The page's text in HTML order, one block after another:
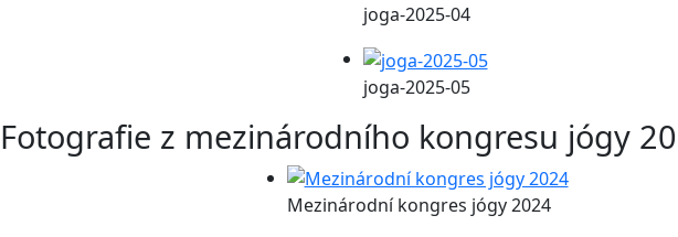
joga-2025-04
joga-2025-05
Fotografie z mezinárodního kongresu jógy
Mezinárodní kongres jógy 2024